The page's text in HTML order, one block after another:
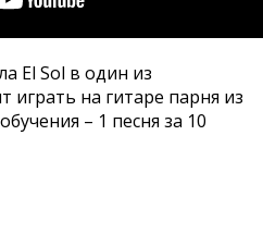
El Sol в один из
играть на гитаре парня из
– 1 песня за 10